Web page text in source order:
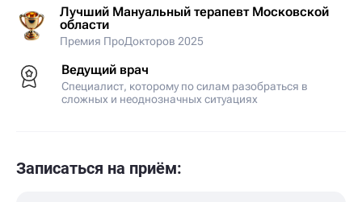
Лучший Мануальный терапевт Московской
области
Премия ПроДокторов 2025
Ведущий врач
Специалист, которому по силам разобраться в
сложных и неоднозначных ситуациях
Записаться на приём: